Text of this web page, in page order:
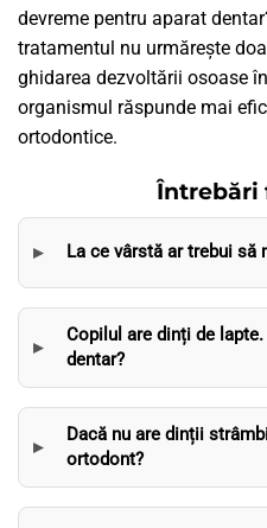
devreme pentru aparat
tratamentul nu urmărește
ghidarea dezvoltării osoase
organismul răspunde mai
ortodontice.
Întrebări
La ce vârstă ar trebui
Copilul are dinți de
dentar?
Dacă nu are dinții
ortodont?